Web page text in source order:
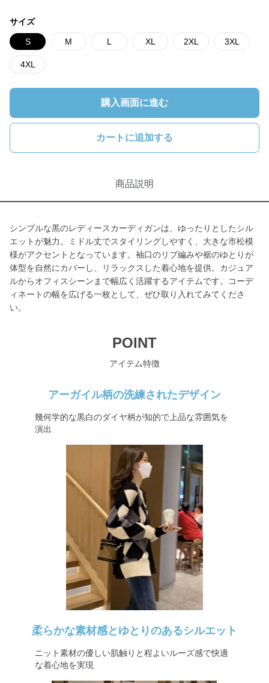
サイズ
S M L XL 2XL 3XL
4XL
購入画面に進む
カートに追加する
商品説明
シンプルな黒のレディースカーディガンは、ゆったりとしたシル
エットが魅力。ミドル丈でスタイリングしやすく、大きな市松模
様がアクセントとなっています。袖口のリブ編みや裾のゆとりが
体型を自然にカバーし、リラックスした着心地を提供。カジュア
ルからオフィスシーンまで幅広く活躍するアイテムです。コーデ
ィネートの幅を広げる一枚として、ぜひ取り入れてみてくださ
い。
POINT
アイテム特徴
アーガイル柄の洗練されたデザイン
幾何学的な黒白のダイヤ柄が知的で上品な雰囲気を
演出
柔らかな素材感とゆとりのあるシルエット
ニット素材の優しい肌触りと程よいルーズ感で快適
な着心地を実現